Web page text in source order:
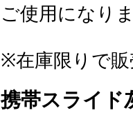
ご使用になり
※在庫限りで販
携帯スライ